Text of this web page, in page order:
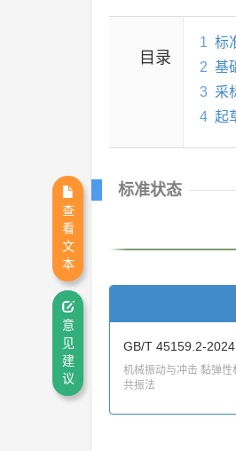
目录
1 标
2 基
3 采
4 起
标准状态
GB/T 45159.2-2024
机械振动与冲击 黏弹性
共振法
查
看
文
本
意
见
建
议